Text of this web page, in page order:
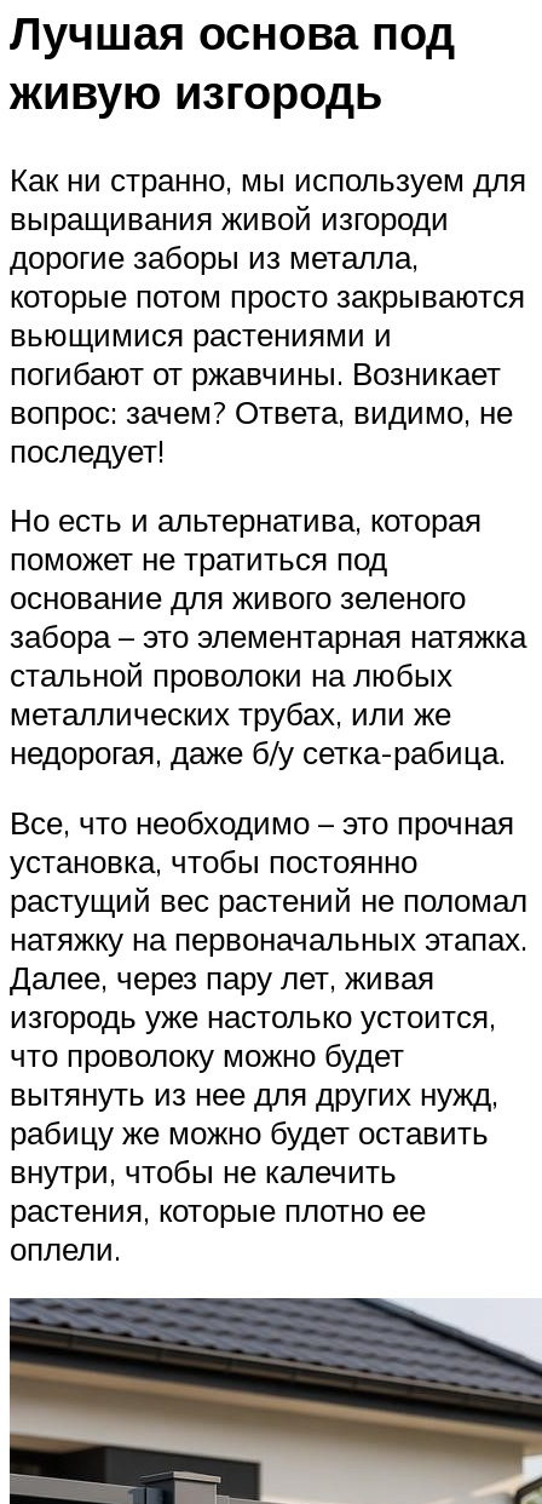
Лучшая основа под
живую изгородь
Как ни странно, мы используем для
выращивания живой изгороди
дорогие заборы из металла,
которые потом просто закрываются
вьющимися растениями и
погибают от ржавчины. Возникает
вопрос: зачем? Ответа, видимо, не
последует!
Но есть и альтернатива, которая
поможет не тратиться под
основание для живого зеленого
забора – это элементарная натяжка
стальной проволоки на любых
металлических трубах, или же
недорогая, даже б/у сетка-рабица.
Все, что необходимо – это прочная
установка, чтобы постоянно
растущий вес растений не поломал
натяжку на первоначальных этапах.
Далее, через пару лет, живая
изгородь уже настолько устоится,
что проволоку можно будет
вытянуть из нее для других нужд,
рабицу же можно будет оставить
внутри, чтобы не калечить
растения, которые плотно ее
оплели.